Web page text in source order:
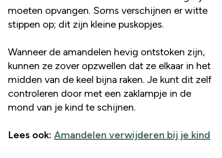
moeten opvangen. Soms verschijnen er witte
stippen op; dit zijn kleine puskopjes.
Wanneer de amandelen hevig ontstoken zijn,
kunnen ze zover opzwellen dat ze elkaar in het
midden van de keel bijna raken. Je kunt dit zelf
controleren door met een zaklampje in de
mond van je kind te schijnen.
Lees ook: Amandelen verwijderen bij je kind